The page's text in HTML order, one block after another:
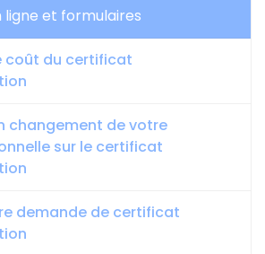
ligne et formulaires
coût du certificat
changement de votre
sur le certificat
demande de certificat